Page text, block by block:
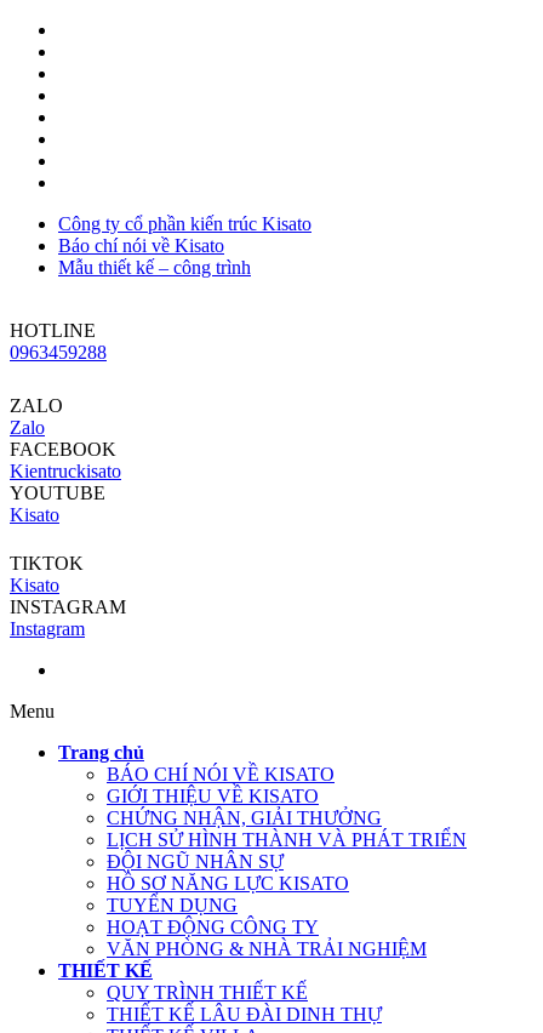
Công ty cổ phần kiến trúc Kisato
Báo chí nói về Kisato
Mẫu thiết kế – công trình
HOTLINE
0963459288
ZALO
Zalo
FACEBOOK
Kientruckisato
YOUTUBE
Kisato
TIKTOK
Kisato
INSTAGRAM
Instagram
Menu
Trang chủ
BÁO CHÍ NÓI VỀ KISATO
GIỚI THIỆU VỀ KISATO
CHỨNG NHẬN, GIẢI THƯỞNG
LỊCH SỬ HÌNH THÀNH VÀ PHÁT TRIỂN
ĐỘI NGŨ NHÂN SỰ
HỒ SƠ NĂNG LỰC KISATO
TUYỂN DỤNG
HOẠT ĐỘNG CÔNG TY
VĂN PHÒNG & NHÀ TRẢI NGHIỆM
THIẾT KẾ
QUY TRÌNH THIẾT KẾ
THIẾT KẾ LÂU ĐÀI DINH THỰ